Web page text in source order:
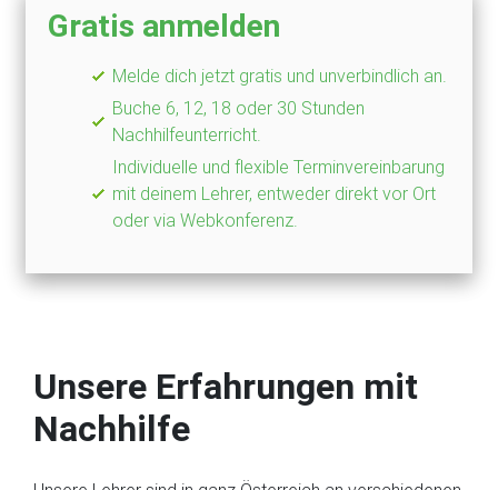
Gratis anmelden
Melde dich jetzt gratis und unverbindlich an.
Buche 6, 12, 18 oder 30 Stunden
Nachhilfeunterricht.
Individuelle und flexible Terminvereinbarung
mit deinem Lehrer, entweder direkt vor Ort
oder via Webkonferenz.
Unsere Erfahrungen mit
Nachhilfe